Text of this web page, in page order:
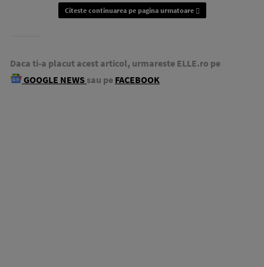
Citeste continuarea pe pagina urmatoare
Daca ti-a placut acest articol, urmareste ELLE.ro pe
GOOGLE NEWS sau pe FACEBOOK